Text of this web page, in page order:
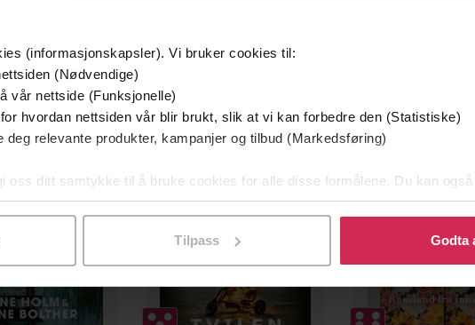
(informasjonskapsler). Vi bruker cookies til:
(Nødvendige)
vår nettside (Funksjonelle)
hvordan nettsiden vår blir brukt, slik at vi kan forbedre den (Statistiske)
relevante produkter, kampanjer og tilbud (Markedsføring)
oss ditt samtykke til å bruke cookies for alle disse formålene. Du kan
ved å klikke på «Tilpass». Du kan når som helst trekke tilbake eller
Tilpass Godta
på tilbud
Vinner av